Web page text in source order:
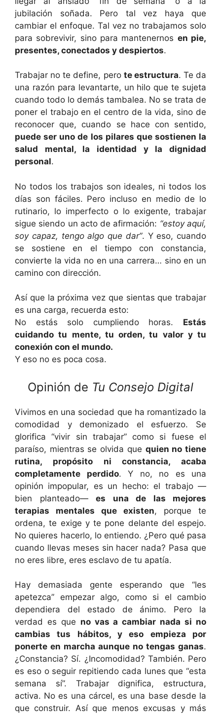
jubilación soñada. Pero tal vez haya que
cambiar el enfoque. Tal vez no trabajamos solo
para sobrevivir, sino para mantenernos en pie,
presentes, conectados y despiertos.
Trabajar no te define, pero te estructura. Te da
una razón para levantarte, un hilo que te sujeta
cuando todo lo demás tambalea. No se trata de
poner el trabajo en el centro de la vida, sino de
reconocer que, cuando se hace con sentido,
puede ser uno de los pilares que sostienen la
salud mental, la identidad y la dignidad
personal.
No todos los trabajos son ideales, ni todos los
días son fáciles. Pero incluso en medio de lo
rutinario, lo imperfecto o lo exigente, trabajar
sigue siendo un acto de afirmación: “estoy aquí,
soy capaz, tengo algo que dar”. Y eso, cuando
se sostiene en el tiempo con constancia,
convierte la vida no en una carrera… sino en un
camino con dirección.
Así que la próxima vez que sientas que trabajar
es una carga, recuerda esto:
No estás solo cumpliendo horas. Estás
cuidando tu mente, tu orden, tu valor y tu
conexión con el mundo.
Y eso no es poca cosa.
Opinión de Tu Consejo Digital
Vivimos en una sociedad que ha romantizado la
comodidad y demonizado el esfuerzo. Se
glorifica “vivir sin trabajar” como si fuese el
paraíso, mientras se olvida que quien no tiene
rutina, propósito ni constancia, acaba
completamente perdido. Y no, no es una
opinión impopular, es un hecho: el trabajo —
bien planteado— es una de las mejores
terapias mentales que existen, porque te
ordena, te exige y te pone delante del espejo.
No quieres hacerlo, lo entiendo. ¿Pero qué pasa
cuando llevas meses sin hacer nada? Pasa que
no eres libre, eres esclavo de tu apatía.
Hay demasiada gente esperando que “les
apetezca” empezar algo, como si el cambio
dependiera del estado de ánimo. Pero la
verdad es que no vas a cambiar nada si no
cambias tus hábitos, y eso empieza por
ponerte en marcha aunque no tengas ganas.
¿Constancia? Sí. ¿Incomodidad? También. Pero
es eso o seguir repitiendo cada lunes que “esta
semana sí”. Trabajar dignifica, estructura,
activa. No es una cárcel, es una base desde la
que construir. Así que menos excusas y más